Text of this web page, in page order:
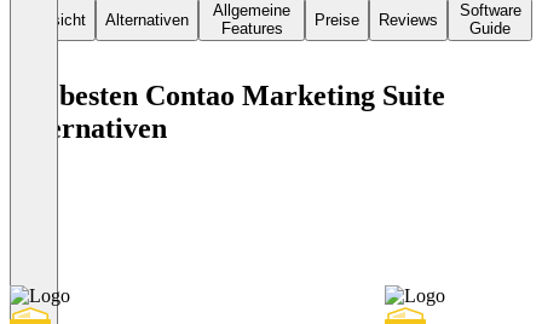
Übersicht Alternativen
Allgemeine
Features
Preise Reviews
Software
Guide
Die besten Contao Marketing Suite
Alternativen